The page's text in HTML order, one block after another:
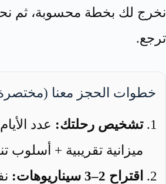
نخرج لك بخطة محسوبة، ثم
ترجع.
خطوات الحجز معنا
تشخيص رحلتك: عدد
ميزانية تقريبية +
اقتراح 2–3 سيناريوهات: